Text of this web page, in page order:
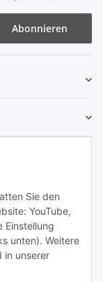
Sie den
YouTube,
Einstellung
unten). Weitere
in unserer
Abonnieren